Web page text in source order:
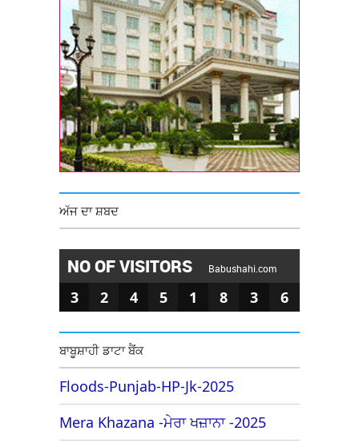
ਅੱਜ ਦਾ ਸ਼ਬਦ
NO OF VISITORS Babushahi.com
3 2 4 5 1 8 3 6
ਬਾਬੂਸ਼ਾਹੀ ਡਾਟਾ ਬੈਂਕ
Floods-Punjab-HP-Jk-2025
Mera Khazana -ਮੇਰਾ ਖਜ਼ਾਨਾ -2025